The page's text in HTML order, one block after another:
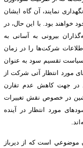
نمایند، آن گاه ایشان
خواهند بود. با این حال، در
بیرونی به آسانی به
شرکت‌ها را در زمان
سیاست تقسیم سود به عنوان
مورد انتظار آتی شرکت از
در جهت کاهش عدم تقارن
در خصوص نقش تغییرات
مورد انتظار در آینده
است كه از ديرباز